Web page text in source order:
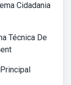
Cidadania
Técnica De